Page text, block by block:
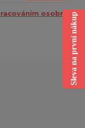
osobníchSleva na první nákup